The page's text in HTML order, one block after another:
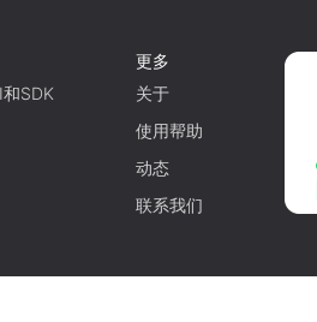
SDK
更多
关于
使用帮助
动态
联系我们